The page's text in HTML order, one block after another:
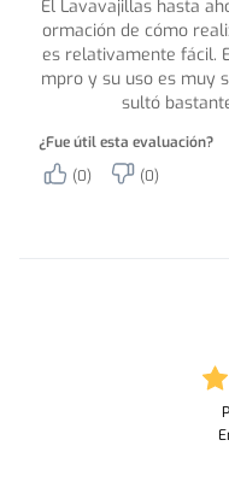
El Lavavajillas hasta
ormación de cómo
es relativamente fácil.
mpro y su uso es muy
sultó
¿Fue útil esta evaluación?
(0)
(0)